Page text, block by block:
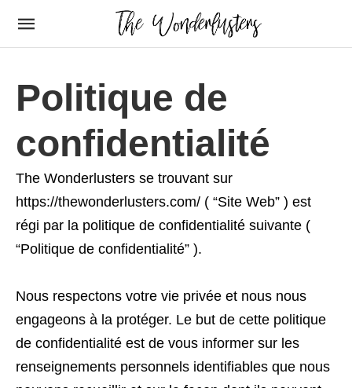
Politique de
confidentialité
The Wonderlusters se trouvant sur
https://thewonderlusters.com/ ( “Site Web” ) est
régi par la politique de confidentialité suivante (
“Politique de confidentialité” ).
Nous respectons votre vie privée et nous nous
engageons à la protéger. Le but de cette politique
de confidentialité est de vous informer sur les
renseignements personnels identifiables que nous